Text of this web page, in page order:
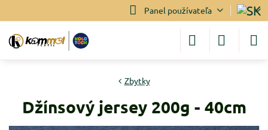
Panel používateľa
Zbytky
Džínsový jersey 200g - 40cm